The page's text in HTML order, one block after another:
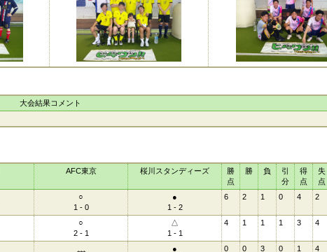
大会結果コメント
AFC東京 桜川スタンディーズ
勝
点
勝 負
引
分
得
点
失
点
○
1 - 0
●
1 - 2
6 2 1 0 4 2
○
2 - 1
△
1 - 1
4 1 1 1 3 4
●
0 0 3 0 1 4